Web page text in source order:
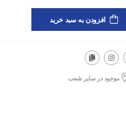
افزودن به سبد خرید
موجود در سایر شعب